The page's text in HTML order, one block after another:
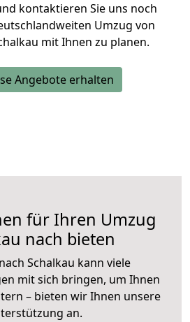
kontaktieren Sie uns noch
Umzug von
mit Ihnen zu planen.
Angebote erhalten
für Ihren Umzug
nach bieten
nach Schalkau kann viele
mit sich bringen, um Ihnen
– bieten wir Ihnen unsere
an.